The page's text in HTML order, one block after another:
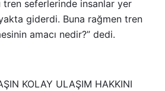
seferlerinde insanlar yer
giderdi. Buna rağmen tren
amacı nedir?” dedi.
KOLAY ULAŞIM HAKKINI